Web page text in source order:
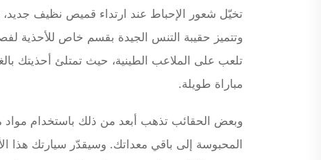
تخيّل شعور الإحباط عند ارتداء قميص نظيف جديد،
وتتميز حقيبة التنس الجيدة بقسم خاص للأحذية
تلعب على الملاعب الطينية، حيث تمتلئ أحذيتك
مباراة طويلة.
وبعض الحقائب تذهب أبعد من ذلك باستخدام مواد
المحبوسة إلى باقي معداتك. وسيقدّر سيارتك هذا